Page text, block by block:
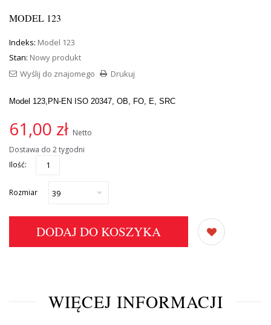
MODEL 123
Indeks: Model 123
Stan: Nowy produkt
Drukuj
Wyślij do znajomego
Model 123, PN-EN ISO 20347, OB, FO, E, SRC
61,00 zł Netto
Dostawa do 2 tygodni
Ilość:
Rozmiar
DODAJ DO KOSZYKA
WIĘCEJ INFORMACJI